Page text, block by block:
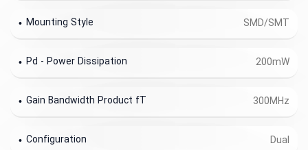
SMD/SMT
Mounting Style
200mW
Pd - Power Dissipation
300MHz
Gain Bandwidth Product fT
Dual
Configuration